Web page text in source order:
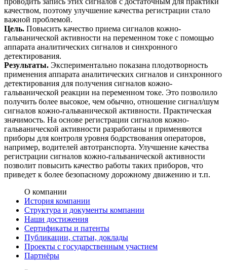
качеством, поэтому улучшение качества регистрации стало
важной проблемой.
Цель. Повысить качество приема сигналов кожно-
гальванической активности на переменном токе с помощью
аппарата аналитических сигналов и синхронного
детектирования.
Результаты. Экспериментально показана плодотворность
применения аппарата аналитических сигналов и синхронного
детектирования для получения сигналов кожно-
гальванической реакции на переменном токе. Это позволило
получить более высокое, чем обычно, отношение сигнал/шум
сигналов кожно-гальванической активности. Практическая
значимость. На основе регистрации сигналов кожно-
гальванической активности разработаны и применяются
приборы для контроля уровня бодрствования операторов,
например, водителей автотранспорта. Улучшение качества
регистрации сигналов кожно-гальванической активности
позволит повысить качество работы таких приборов, что
приведет к более безопасному дорожному движению и т.п.
О компании
История компании
Структура и документы компании
Наши достижения
Сертификаты и патенты
Публикации, статьи, доклады
Проекты с государственным участием
Партнёры